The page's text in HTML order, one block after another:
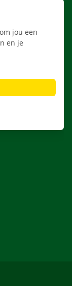
jou een
en je